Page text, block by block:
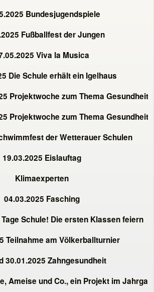
Bundesjugendspiele
Fußballfest der Jungen
Viva la Musica
Die Schule erhält ein Igelhaus
Projektwoche zum Thema Gesundheit
Projektwoche zum Thema Gesundheit
der Wetterauer Schulen
19.03.2025 Eislauftag
Klimaexperten
04.03.2025 Fasching
Schule! Die ersten Klassen feiern
Teilnahme am Völkerballturnier
30.01.2025 Zahngesundheit
Ameise und Co., ein Projekt im